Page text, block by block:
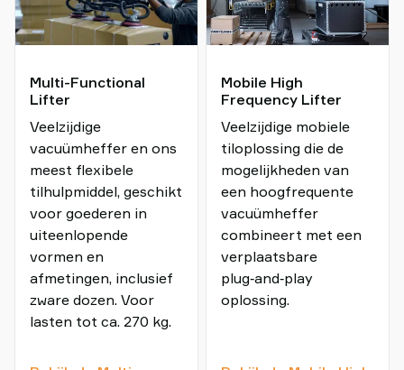
Multi-Functional
Lifter
Veelzijdige
vacuümheffer en ons
meest flexibele
tilhulpmiddel, geschikt
voor goederen in
uiteenlopende
vormen en
afmetingen, inclusief
zware dozen. Voor
lasten tot ca. 270 kg.
Mobile High
Frequency Lifter
Veelzijdige mobiele
tiloplossing die de
mogelijkheden van
een hoogfrequente
vacuümheffer
combineert met een
verplaatsbare
plug‑and‑play
oplossing.